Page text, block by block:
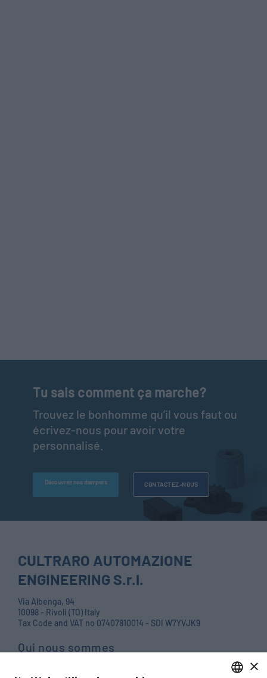
Tu sais comment ça marche?
Trouvez le bonhomme qu’il vous faut ou
écrivez-nous pour avoir votre
personnalisé.
Découvrez nos dampers CONTACTEZ-NOUS
CULTRARO AUTOMAZIONE
ENGINEERING S.r.l.
Via Albenga, 94
10098 - Rivoli (TO) Italy
Tax Code and VAT no 07407810014 - SDI W7YVJK9
Qui nous sommes
×